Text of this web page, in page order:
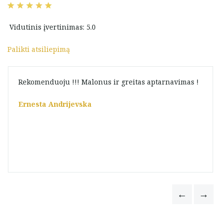
Vidutinis įvertinimas: 5.0
Palikti atsiliepimą
Rekomenduoju !!! Malonus ir greitas aptarnavimas !
Ernesta Andrijevska